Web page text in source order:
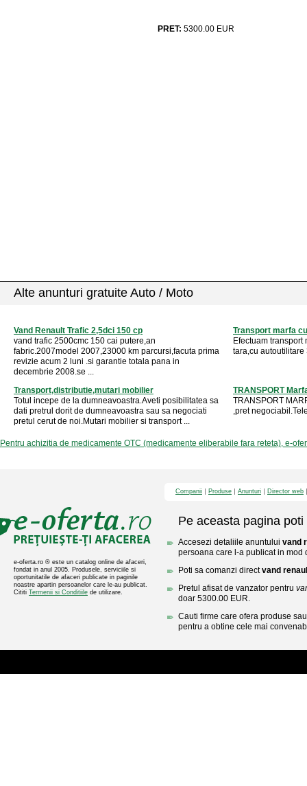
PRET: 5300.00 EUR
Alte anunturi gratuite Auto / Moto
Vand Renault Trafic 2,5dci 150 cp
vand trafic 2500cmc 150 cai putere,an
fabric.2007model 2007,23000 km parcursi,facuta prima
revizie acum 2 luni .si garantie totala pana in
decembrie 2008.se ...
Transport marfa
Efectuam
tara,cu autoutilitare
Transport,distributie,mutari mobilier
Totul incepe de la dumneavoastra.Aveti posibilitatea sa
dati pretrul dorit de dumneavoastra sau sa negociati
pretul cerut de noi.Mutari mobilier si transport ...
TRANSPORT
TRANSPORT
,pret
Pentru achizitia de medicamente OTC (medicamente eliberabile fara reteta), e-
e-oferta.ro ® este un catalog online de afaceri,
fondat in anul 2005. Produsele, serviciile si
oportunitatile de afaceri publicate in paginile
noastre apartin persoanelor care le-au publicat.
Cititi Termenii si Conditiile de utilizare.
Companii Produse Anunturi Director web
Pe aceasta pagina poti
Accesezi detaliile anuntului vand
persoana care l-a publicat in mod
Poti sa comanzi directvand
Pretul afisat de vanzator pentru
doar 5300.00 EUR.
Cauti firme care ofera produse
pentru a obtine cele mai